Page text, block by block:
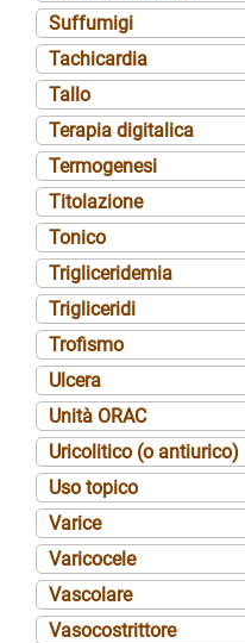
Suffumigi
Tachicardia
Tallo
Terapia digitalica
Termogenesi
Titolazione
Tonico
Trigliceridemia
Trigliceridi
Trofismo
Ulcera
Unità ORAC
Uricolitico (o antiurico)
Uso topico
Varice
Varicocele
Vascolare
Vasocostrittore